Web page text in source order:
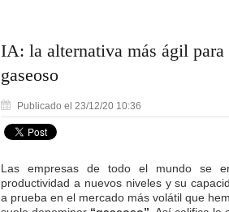
IA: la alternativa más ágil para
gaseoso
Publicado el 23/12/20 10:36
Las empresas de todo el mundo se
productividad a nuevos niveles y su
a prueba en el mercado más volátil que